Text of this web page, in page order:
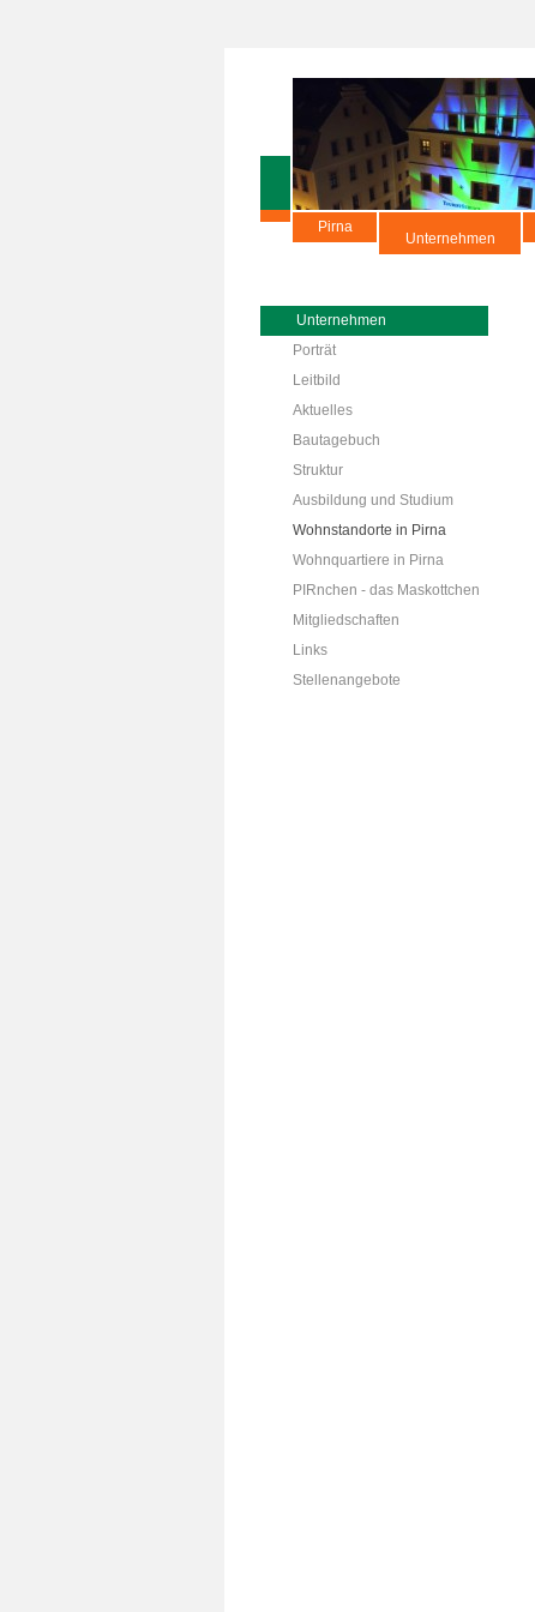
Pirna
Unternehmen
Unternehmen
Porträt
Leitbild
Aktuelles
Bautagebuch
Struktur
Ausbildung und Studium
Wohnstandorte in Pirna
Wohnquartiere in Pirna
PIRnchen - das Maskottchen
Mitgliedschaften
Links
Stellenangebote